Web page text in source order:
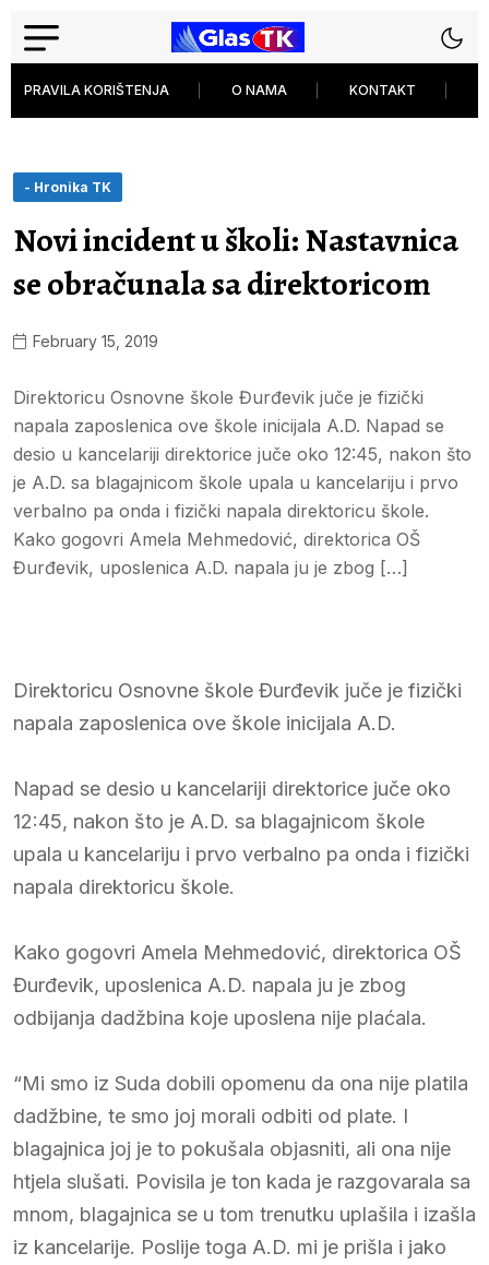
PRAVILA KORIŠTENJA O NAMA KONTAKT
- Hronika TK
Novi incident u školi: Nastavnica
se obračunala sa direktoricom
February 15, 2019
Direktoricu Osnovne škole Đurđevik juče je fizički
napala zaposlenica ove škole inicijala A.D. Napad se
desio u kancelariji direktorice juče oko 12:45, nakon što
je A.D. sa blagajnicom škole upala u kancelariju i prvo
verbalno pa onda i fizički napala direktoricu škole.
Kako gogovri Amela Mehmedović, direktorica OŠ
Đurđevik, uposlenica A.D. napala ju je zbog […]
Direktoricu Osnovne škole Đurđevik juče je fizički
napala zaposlenica ove škole inicijala A.D.
Napad se desio u kancelariji direktorice juče oko
12:45, nakon što je A.D. sa blagajnicom škole
upala u kancelariju i prvo verbalno pa onda i fizički
napala direktoricu škole.
Kako gogovri Amela Mehmedović, direktorica OŠ
Đurđevik, uposlenica A.D. napala ju je zbog
odbijanja dadžbina koje uposlena nije plaćala.
“Mi smo iz Suda dobili opomenu da ona nije platila
dadžbine, te smo joj morali odbiti od plate. I
blagajnica joj je to pokušala objasniti, ali ona nije
htjela slušati. Povisila je ton kada je razgovarala sa
mnom, blagajnica se u tom trenutku uplašila i izašla
iz kancelarije. Poslije toga A.D. mi je prišla i jako